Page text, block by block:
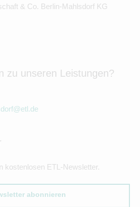
& Co. Berlin-Mahlsdorf KG
zu unseren Leistungen?
kostenlosen ETL-Newsletter.
abonnieren